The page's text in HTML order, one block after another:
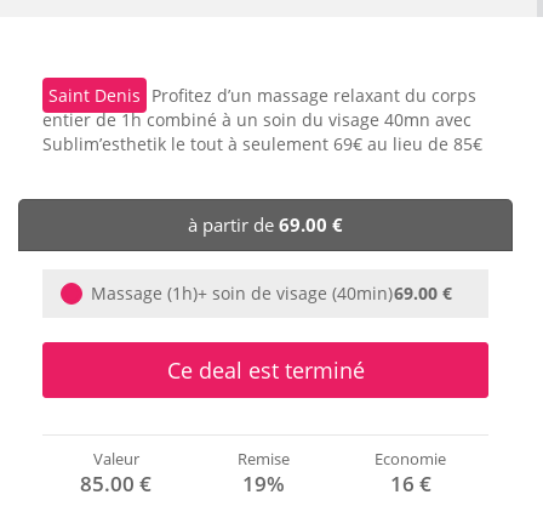
💅 Beauté
🎈 Événements
Saint Denis Profitez d’un massage relaxant du corps
entier de 1h combiné à un soin du visage 40mn avec
Sublim’esthetik le tout à seulement 69€ au lieu de 85€
à partir de 69.00 €
Massage (1h)+ soin de visage (40min)69.00 €
Ce deal est terminé
Valeur
85.00 €
Remise
19%
Economie
16 €